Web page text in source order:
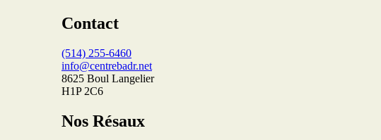
Contact
(514) 255-6460
info@centrebadr.net
8625 Boul Langelier
H1P 2C6
Nos Résaux